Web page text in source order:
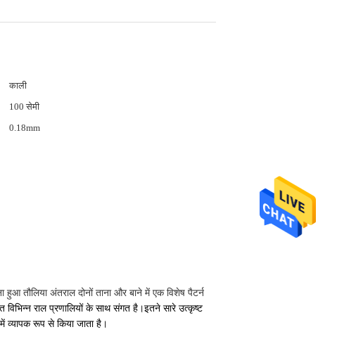
काली
100 सेमी
0.18mm
हुआ तौलिया अंतराल दोनों ताना और बाने में एक विशेष पैटर्न
विभिन्न राल प्रणालियों के साथ संगत है।इतने सारे उत्कृष्ट
व्यापक रूप से किया जाता है।